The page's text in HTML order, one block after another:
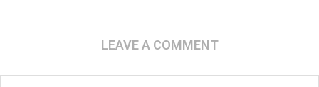
LEAVE A COMMENT